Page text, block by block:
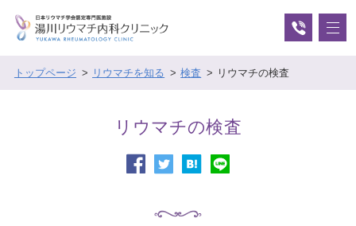
トップページ リウマチを知る 検査 リウマチの検査
リウマチの検査